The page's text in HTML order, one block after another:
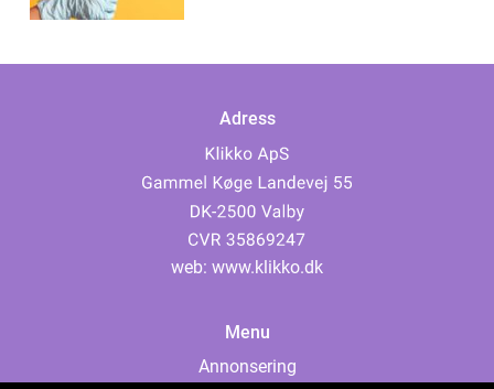
Adress
web: www.klikko.dk
Menu
Annonsering